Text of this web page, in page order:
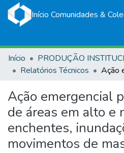
Início Comunidades &
Início
Relatórios Técnicos
Ação emergencial
de áreas em alto e
enchentes,
movimentos de